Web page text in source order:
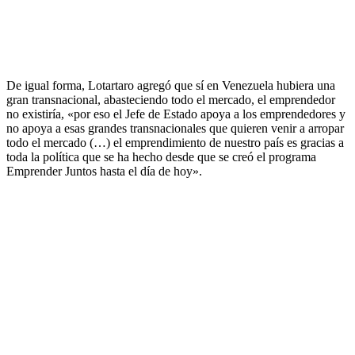
De igual forma, Lotartaro agregó que sí en Venezuela hubiera una
gran transnacional, abasteciendo todo el mercado, el emprendedor
no existiría, «por eso el Jefe de Estado apoya a los emprendedores y
no apoya a esas grandes transnacionales que quieren venir a arropar
todo el mercado (…) el emprendimiento de nuestro país es gracias a
toda la política que se ha hecho desde que se creó el programa
Emprender Juntos hasta el día de hoy».